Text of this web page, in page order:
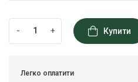
- + Купити
Легко оплатити